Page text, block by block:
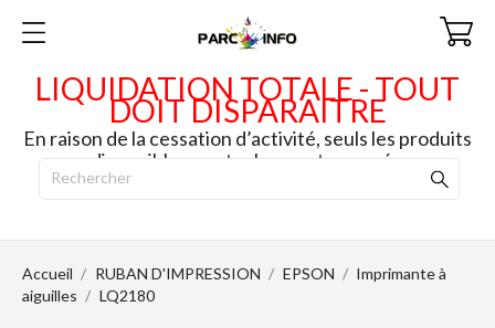
LIQUIDATION TOTALE - TOUT
DOIT DISPARAITRE
En raison de la cessation d’activité, seuls les produits
disponibles en stock seront envoyés.
Accueil RUBAN D'IMPRESSION EPSON
Imprimante à
aiguilles
LQ2180